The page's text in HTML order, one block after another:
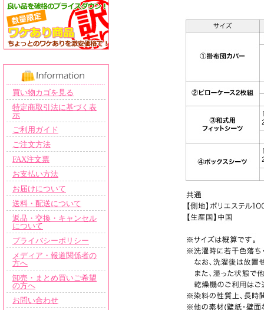
買い物カゴを見る
特定商取引法に基づく表
示
ご利用ガイド
ご注文方法
FAX注文票
お支払い方法
お届けについて
送料・配送について
返品・交換・キャンセル
について
プライバシーポリシー
メディア・報道関係者の
方へ
卸売・まとめ買いご希望
の方へ
お問い合わせ